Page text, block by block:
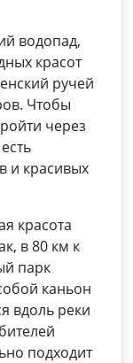
водопад,
красот
ручей
Чтобы
через
и красивых
красота
в 80 км к
парк
каньон
вдоль реки
подходит